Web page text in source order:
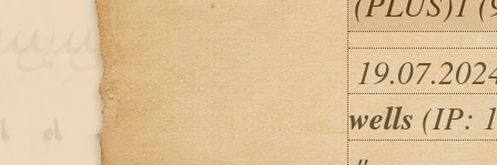
wells (IP: